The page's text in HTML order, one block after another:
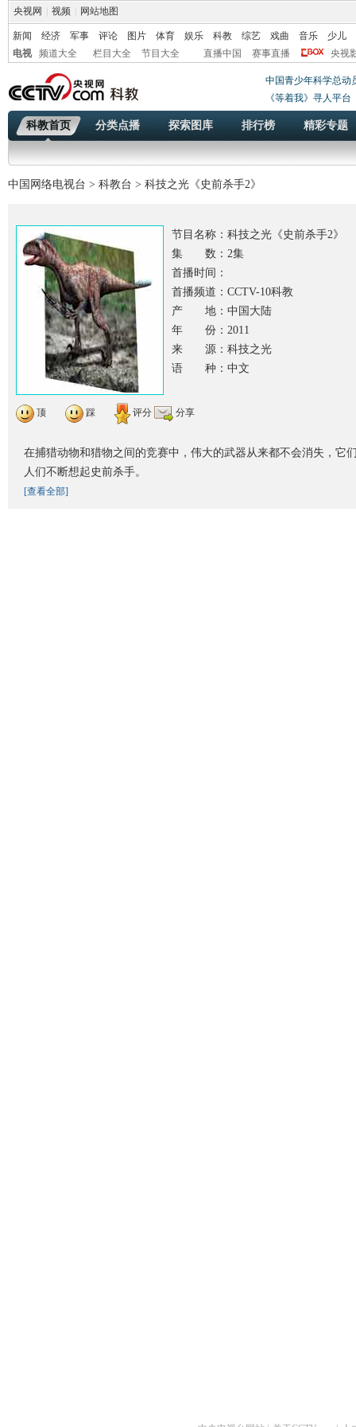
央视网 视频 网站地图
新闻 经济 军事 评论 图片 体育 娱乐 科教 综艺 戏曲 音乐
少儿
电视
频道大全 栏目大全 节目大全 直播中国 赛事直播 央视
中国青少年科学总动
《等着我》寻人平台
科教首页 分类点播 探索图库 排行榜 精彩专题
中国网络电视台 > 科教台 > 科技之光《史前杀手2》
节目名称： 科技之光《史前杀手2》
集 数：2集
首播时间：
首播频道：CCTV-10科教
产 地：中国大陆
年 份：2011
来 源：科技之光
语 种：中文
顶 踩 评分 分享
在捕猎动物和猎物之间的竞赛中，伟大的武器从来都不会消失，它
人们不断想起史前杀手。
[查看全部]